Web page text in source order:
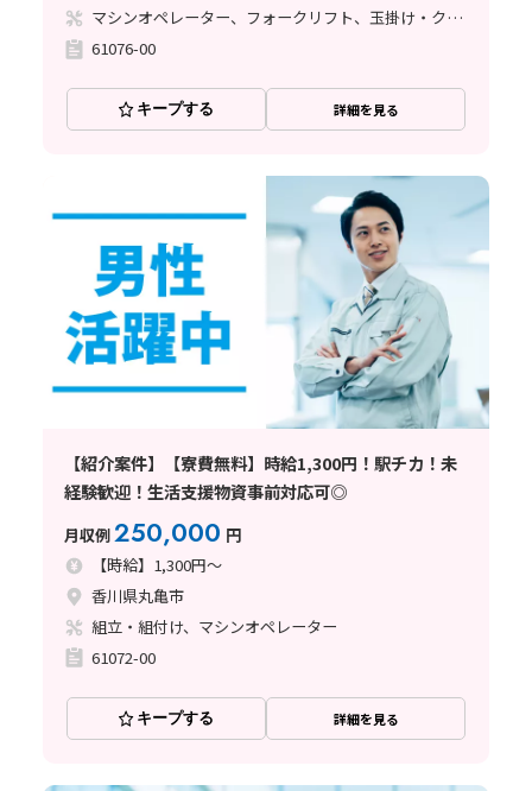
マシンオペレーター、フォークリフト、玉掛け・クレーン
61076-00
キープする 詳細を見る
【紹介案件】【寮費無料】時給1,300円！駅チカ！未
経験歓迎！生活支援物資事前対応可◎
月収例250,000 円
【時給】1,300円～
香川県丸亀市
組立・組付け、マシンオペレーター
61072-00
キープする 詳細を見る